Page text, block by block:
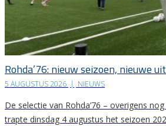
Rohda’76: nieuw seizoen, nieuwe
5 AUGUSTUS 2026 | NIEUWS
De selectie van Rohda’76 – overigens
trapte dinsdag 4 augustus het seizoen